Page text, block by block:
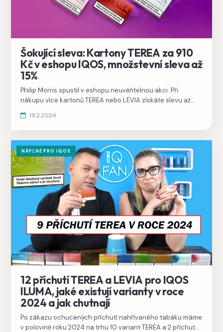
Šokující sleva: Kartony TEREA za 910
Kč v eshopu IQOS, množstevní sleva až
15%
Philip Morris spustil v eshopu neuvěřitelnou akci. Při
nákupu více kartonů TEREA nebo LEVIA získáte slevu až
nebyla.
19.2.2024
NÁPLNĚ PRO IQOS
12 příchutí TEREA a LEVIA pro IQOS
ILUMA, jaké existují varianty v roce
2024 a jak chutnají
Po zákazu ochucených příchutí nahřívaného tabáku máme
v polovině roku 2024 na trhu 10 variant TEREA a 2 příchutě